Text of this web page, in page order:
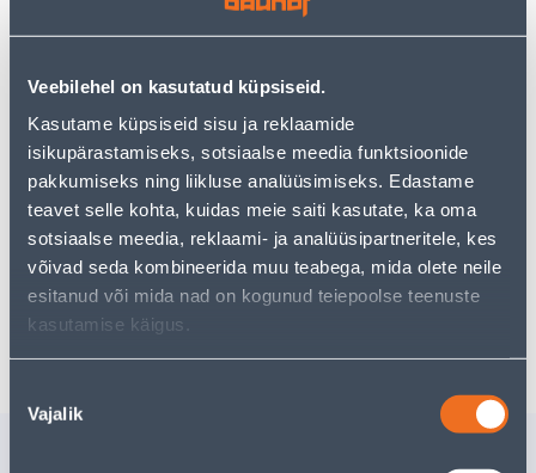
Veebilehel on kasutatud küpsiseid.
Kasutame küpsiseid sisu ja reklaamide
isikupärastamiseks, sotsiaalse meedia funktsioonide
pakkumiseks ning liikluse analüüsimiseks. Edastame
teavet selle kohta, kuidas meie saiti kasutate, ka oma
sotsiaalse meedia, reklaami- ja analüüsipartneritele, kes
võivad seda kombineerida muu teabega, mida olete neile
esitanud või mida nad on kogunud teiepoolse teenuste
kasutamise käigus.
valik
Vajalik
Vaata saadavust
• Tuharest.
• Mõõtmed on 135 x 290 mm.
• 14-päevane tagastusõigus.
Eeldatav kojuvedu 4,19 € al. 2-5 tööpäeva
Tarne pakiautomaati al. 2,29 € al. 2-5 tööpäeva
Poest kätte, alates 08.08.2026